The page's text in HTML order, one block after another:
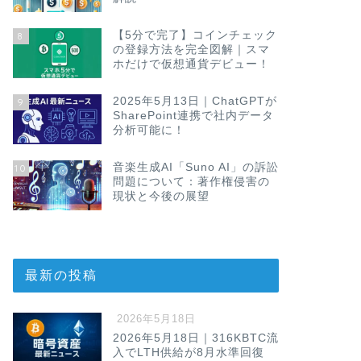
8
【5分で完了】コインチェック
の登録方法を完全図解｜スマ
ホだけで仮想通貨デビュー！
9
2025年5月13日｜ChatGPTが
SharePoint連携で社内データ
分析可能に！
10
音楽生成AI「Suno AI」の訴訟
問題について：著作権侵害の
現状と今後の展望
最新の投稿
2026年5月18日
2026年5月18日｜316KBTC流
入でLTH供給が8月水準回復